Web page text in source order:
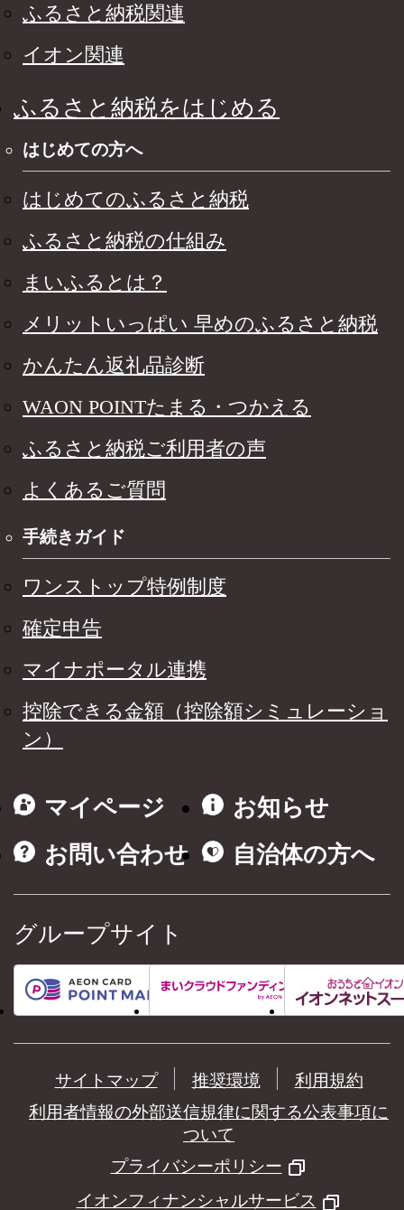
ふるさと納税関連
イオン関連
ふるさと納税をはじめる
はじめての方へ
はじめてのふるさと納税
ふるさと納税の仕組み
まいふるとは？
メリットいっぱい 早めのふるさと納税
かんたん返礼品診断
WAON POINTたまる・つかえる
ふるさと納税ご利用者の声
よくあるご質問
手続きガイド
ワンストップ特例制度
確定申告
マイナポータル連携
控除できる金額（控除額シミュレーショ
ン）
マイページ
お知らせ
お問い合わせ
自治体の方へ
グループサイト
サイトマップ 推奨環境
利用規約
利用者情報の外部送信規律に関する公表事項に
ついて
プライバシーポリシー
イオンフィナンシャルサービス